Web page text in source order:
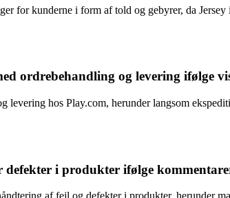
for kunderne i form af told og gebyrer, da
ordrebehandling og levering ifølge
levering hos Play.com, herunder langsom
i produkter ifølge